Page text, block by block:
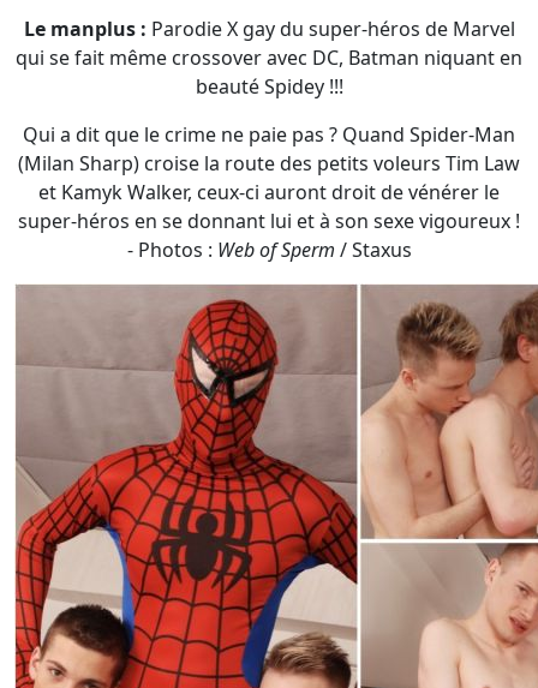
et Kamyk Walker, ceux-ci auront droit de vénérer le
super-héros en se donnant lui et à son sexe vigoureux !
- Photos :Web of Sperm/ Staxus